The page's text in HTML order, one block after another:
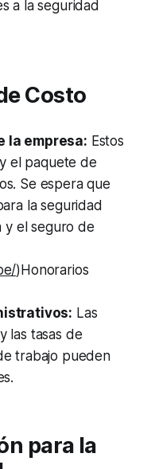
a la seguridad
Costo
la empresa: Estos
el paquete de
Se espera que
la seguridad
y el seguro de
)Honorarios
Las
las tasas de
trabajo pueden
para la